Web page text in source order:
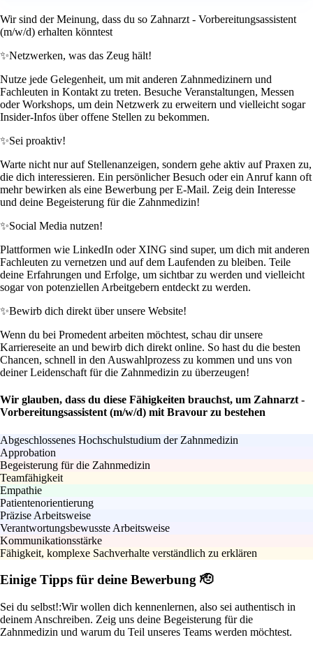
Wir sind der Meinung, dass du so Zahnarzt - Vorbereitungsassistent
(m/w/d) erhalten könntest
✨Netzwerken, was das Zeug hält!
Nutze jede Gelegenheit, um mit anderen Zahnmedizinern und
Fachleuten in Kontakt zu treten. Besuche Veranstaltungen, Messen
oder Workshops, um dein Netzwerk zu erweitern und vielleicht sogar
Insider-Infos über offene Stellen zu bekommen.
✨Sei proaktiv!
Warte nicht nur auf Stellenanzeigen, sondern gehe aktiv auf Praxen zu,
die dich interessieren. Ein persönlicher Besuch oder ein Anruf kann oft
mehr bewirken als eine Bewerbung per E-Mail. Zeig dein Interesse
und deine Begeisterung für die Zahnmedizin!
✨Social Media nutzen!
Plattformen wie LinkedIn oder XING sind super, um dich mit anderen
Fachleuten zu vernetzen und auf dem Laufenden zu bleiben. Teile
deine Erfahrungen und Erfolge, um sichtbar zu werden und vielleicht
sogar von potenziellen Arbeitgebern entdeckt zu werden.
✨Bewirb dich direkt über unsere Website!
Wenn du bei Promedent arbeiten möchtest, schau dir unsere
Karriereseite an und bewirb dich direkt online. So hast du die besten
Chancen, schnell in den Auswahlprozess zu kommen und uns von
deiner Leidenschaft für die Zahnmedizin zu überzeugen!
Wir glauben, dass du diese Fähigkeiten brauchst, um Zahnarzt -
Vorbereitungsassistent (m/w/d) mit Bravour zu bestehen
Abgeschlossenes Hochschulstudium der Zahnmedizin
Approbation
Begeisterung für die Zahnmedizin
Teamfähigkeit
Empathie
Patientenorientierung
Präzise Arbeitsweise
Verantwortungsbewusste Arbeitsweise
Kommunikationsstärke
Fähigkeit, komplexe Sachverhalte verständlich zu erklären
Einige Tipps für deine Bewerbung 🫡
Sei du selbst!:Wir wollen dich kennenlernen, also sei authentisch in
deinem Anschreiben. Zeig uns deine Begeisterung für die
Zahnmedizin und warum du Teil unseres Teams werden möchtest.